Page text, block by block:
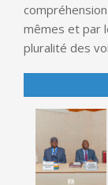
mêmes et par
pluralité des